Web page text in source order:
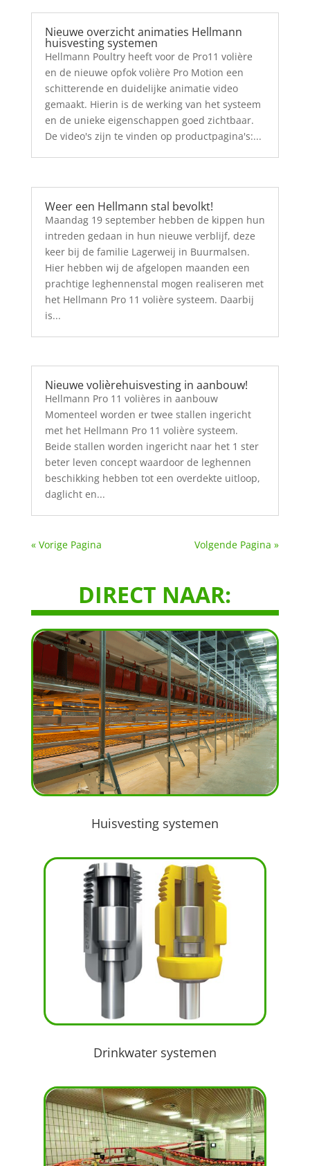
Nieuwe overzicht animaties Hellmann
huisvesting systemen
Hellmann Poultry heeft voor de Pro11 volière
en de nieuwe opfok volière Pro Motion een
schitterende en duidelijke animatie video
gemaakt. Hierin is de werking van het systeem
en de unieke eigenschappen goed zichtbaar.
De video's zijn te vinden op productpagina's:...
Weer een Hellmann stal bevolkt!
Maandag 19 september hebben de kippen hun
intreden gedaan in hun nieuwe verblijf, deze
keer bij de familie Lagerweij in Buurmalsen.
Hier hebben wij de afgelopen maanden een
prachtige leghennenstal mogen realiseren met
het Hellmann Pro 11 volière systeem. Daarbij
is...
Nieuwe volièrehuisvesting in aanbouw!
Hellmann Pro 11 volières in aanbouw
Momenteel worden er twee stallen ingericht
met het Hellmann Pro 11 volière systeem.
Beide stallen worden ingericht naar het 1 ster
beter leven concept waardoor de leghennen
beschikking hebben tot een overdekte uitloop,
daglicht en...
« Vorige Pagina Volgende Pagina »
DIRECT NAAR:
Huisvesting systemen
Drinkwater systemen